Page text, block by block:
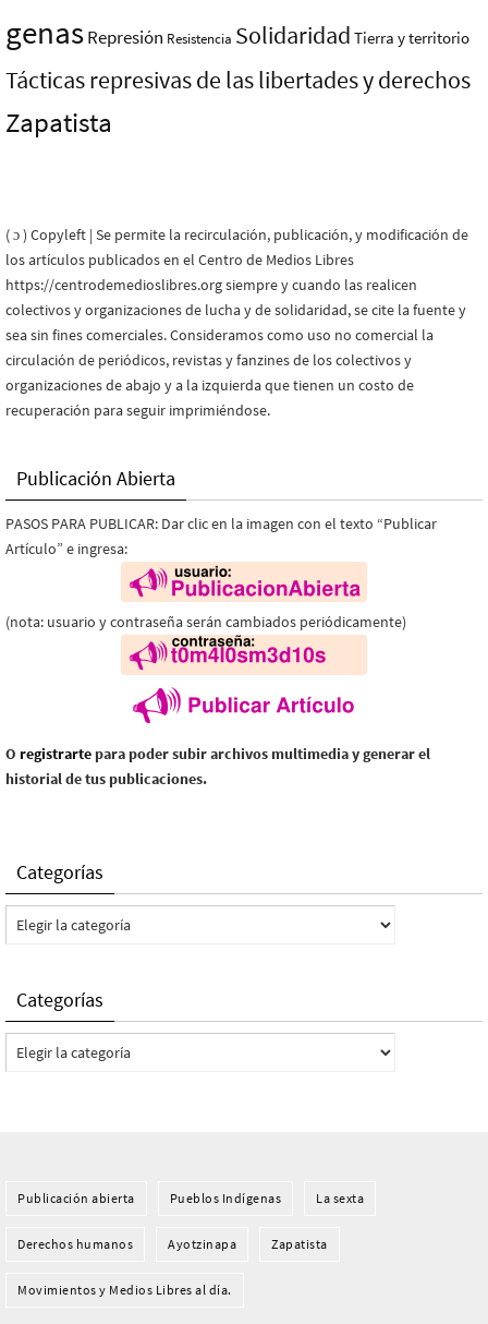
genasRepresión Resistencia Solidaridad Tierra y territorio
Tácticas represivas de las libertades y derechos
Zapatista
( ɔ ) Copyleft | Se permite la recirculación, publicación, y modificación de
los artículos publicados en el Centro de Medios Libres
https://centrodemedioslibres.org siempre y cuando las realicen
colectivos y organizaciones de lucha y de solidaridad, se cite la fuente y
sea sin fines comerciales. Consideramos como uso no comercial la
circulación de periódicos, revistas y fanzines de los colectivos y
organizaciones de abajo y a la izquierda que tienen un costo de
recuperación para seguir imprimiéndose.
Publicación Abierta
PASOS PARA PUBLICAR: Dar clic en la imagen con el texto “Publicar
Artículo” e ingresa:
(nota: usuario y contraseña serán cambiados periódicamente)
O registrarte para poder subir archivos multimedia y generar el
historial de tus publicaciones.
Categorías
Categorías
Categorías
Categorías
Publicación abierta Pueblos Indí­genas La sexta
Derechos humanos Ayotzinapa Zapatista
Movimientos y Medios Libres al día.